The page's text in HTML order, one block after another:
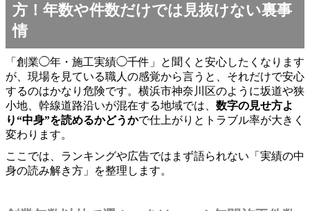
方！年数や件数だけでは見抜けない裏事
情
「創業◯年・施工実績◯千件」と聞くと安心したくなります
が、現場を見ている職人の感覚から言うと、それだけで安心
するのはかなり危険です。横浜市神奈川区のように坂道や狭
小地、幹線道路沿いが混在する地域では、 数字の見せ方よ
り“中身”を読めるかどうかで仕上がりとトラブル率が大きく
変わります。
ここでは、ランキングや広告ではまず語られない「実績の中
身の読み解き方」を整理します。